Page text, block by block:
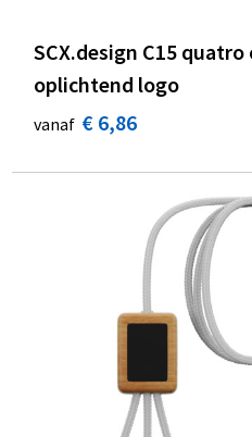
SCX.design C15
oplichtend logo
vanaf € 6,86